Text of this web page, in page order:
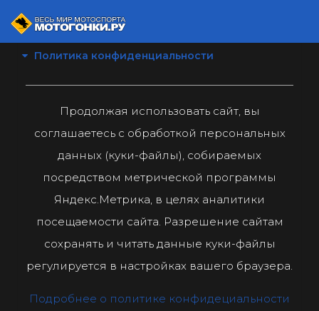
Политика конфиденциальности
Продолжая использовать сайт, вы
соглашаетесь с обработкой персональных
данных (куки-файлы), собираемых
посредством метрической программы
Яндекс.Метрика, в целях аналитики
посещаемости сайта. Разрешение сайтам
сохранять и читать данные куки-файлы
регулируется в настройках вашего браузера.
Подробнее о политике конфидециальности